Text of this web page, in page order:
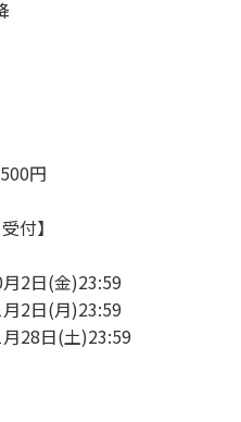
円
付】
2日(金)23:59
2日(月)23:59
28日(土)23:59